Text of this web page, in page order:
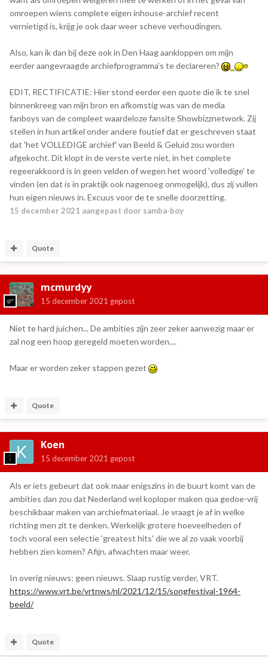
omroepen wiens complete eigen inhouse-archief recent
vernietigd is, krijg je ook daar weer scheve verhoudingen.
Also, kan ik dan bij deze ook in Den Haag aankloppen om mijn
eerder aangevraagde archiefprogramma's te declareren?
EDIT, RECTIFICATIE: Hier stond eerder een quote die ik te snel
binnenkreeg van mijn bron en afkomstig was van de media
fanboys van de compleet waardeloze fansite Showbizznetwork. Zij
stellen in hun artikel onder andere foutief dat er geschreven staat
dat 'het VOLLEDIGE archief' van Beeld & Geluid zou worden
afgekocht. Dit klopt in de verste verte niet, in het complete
regeerakkoord is in geen velden of wegen het woord 'volledige' te
vinden (en dat is in praktijk ook nagenoeg onmogelijk), dus zij vullen
hun eigen nieuws in. Excuus voor de te snelle doorzetting.
15 december 2021 aangepast door samba-boy
Quote
mcmurdyy
15 december 2021 gepost
Niet te hard juichen... De ambities zijn zeer zeker aanwezig maar er
zal nog een hoop geregeld moeten worden....
Maar er worden zeker stappen gezet
Quote
Koen
15 december 2021 gepost
Als er iets gebeurt dat ook maar enigszins in de buurt komt van de
ambities dan zou dat Nederland wel koploper maken qua gedoe-vrij
beschikbaar maken van archiefmateriaal. Je vraagt je af in welke
richting men zit te denken. Werkelijk grotere hoeveelheden of
toch vooral een selectie 'greatest hits' die we al zo vaak voorbij
hebben zien komen? Afijn, afwachten maar weer.
In overig nieuws: geen nieuws. Slaap rustig verder, VRT.
https://www.vrt.be/vrtnws/nl/2021/12/15/songfestival-1964-
beeld/
Quote